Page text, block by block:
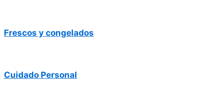
Frescos y congelados
Cuidado Personal